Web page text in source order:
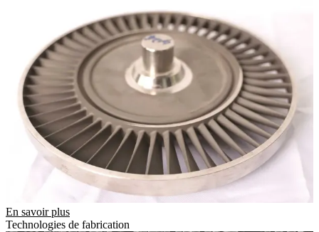
En savoir plus
Technologies de fabrication